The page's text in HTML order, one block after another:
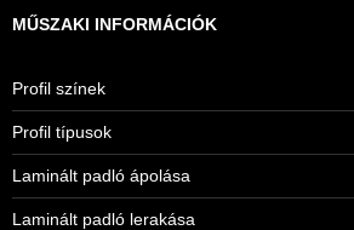
MŰSZAKI INFORMÁCIÓK
Profil színek
Profil típusok
Laminált padló ápolása
Laminált padló lerakása